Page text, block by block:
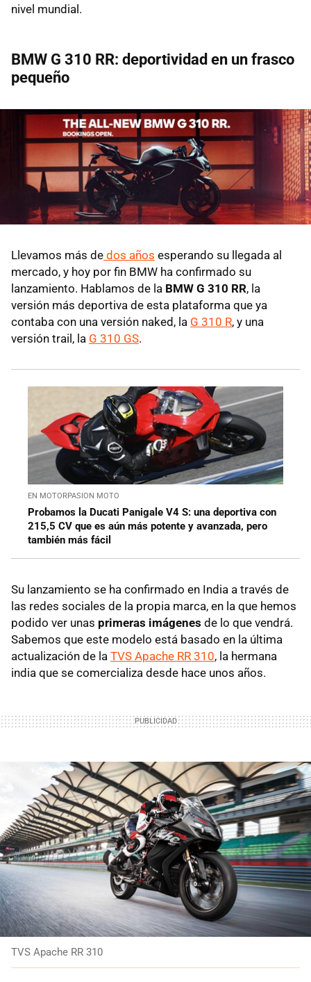
nivel mundial.
BMW G 310 RR: deportividad en un frasco
pequeño
Llevamos más de dos años esperando su llegada al
mercado, y hoy por fin BMW ha confirmado su
lanzamiento. Hablamos de la BMW G 310 RR, la
versión más deportiva de esta plataforma que ya
contaba con una versión naked, la G 310 R, y una
versión trail, la G 310 GS.
EN MOTORPASION MOTO
Probamos la Ducati Panigale V4 S: una deportiva con
215,5 CV que es aún más potente y avanzada, pero
también más fácil
Su lanzamiento se ha confirmado en India a través de
las redes sociales de la propia marca, en la que hemos
podido ver unas primeras imágenes de lo que vendrá.
Sabemos que este modelo está basado en la última
actualización de la TVS Apache RR 310, la hermana
india que se comercializa desde hace unos años.
TVS Apache RR 310